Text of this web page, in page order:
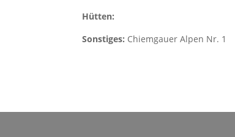
Hütten:
Sonstiges: Chiemgauer Alpen Nr. 1